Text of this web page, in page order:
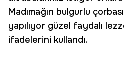
Madımağın bulgurlu
yapılıyor güzel faydalı
ifadelerini kullandı.